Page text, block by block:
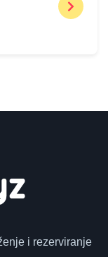
i rezerviranje